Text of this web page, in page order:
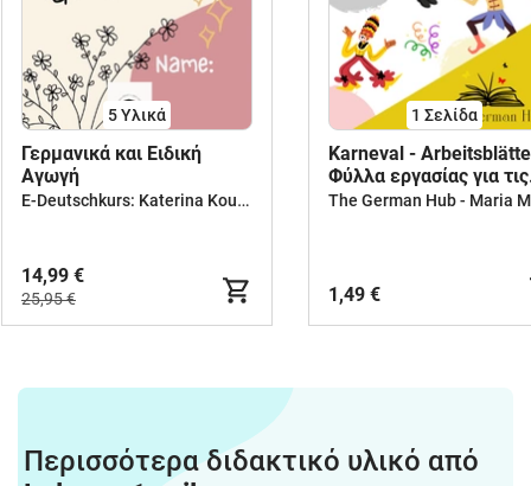
5 Υλικά
Γερμανικά και Ειδική
Αγωγή
E-Deutschkurs: Katerina Koutsouri
14,99 €
25,95 €
1 Σελίδα
Karneval -
Φύλλα εργασίας για τις
Απόκριες
1,49 €
Περισσότερα διδακτικό υλικό από